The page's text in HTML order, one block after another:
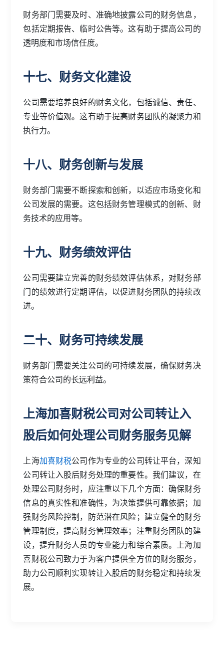
财务部门需要及时、准确地披露公司的财务信息，
包括定期报告、临时公告等。这有助于提高公司的
透明度和市场信任度。
十七、财务文化建设
公司需要培养良好的财务文化，包括诚信、责任、
专业等价值观。这有助于提高财务团队的凝聚力和
执行力。
十八、财务创新与发展
财务部门需要不断探索和创新，以适应市场变化和
公司发展的需要。这包括财务管理模式的创新、财
务技术的应用等。
十九、财务绩效评估
公司需要建立完善的财务绩效评估体系，对财务部
门的绩效进行定期评估，以促进财务团队的持续改
进。
二十、财务可持续发展
财务部门需要关注公司的可持续发展，确保财务决
策符合公司的长远利益。
上海加喜财税公司对公司转让入
股后如何处理公司财务服务见解
上海加喜财税公司作为专业的公司转让平台，深知
公司转让入股后财务处理的重要性。我们建议，在
处理公司财务时，应注重以下几个方面：确保财务
信息的真实性和准确性，为决策提供可靠依据；加
强财务风险控制，防范潜在风险；建立健全的财务
管理制度，提高财务管理效率；注重财务团队的建
设，提升财务人员的专业能力和综合素质。上海加
喜财税公司致力于为客户提供全方位的财务服务，
助力公司顺利实现转让入股后的财务稳定和持续发
展。